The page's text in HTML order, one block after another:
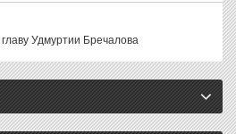
Удмуртии Бречалова